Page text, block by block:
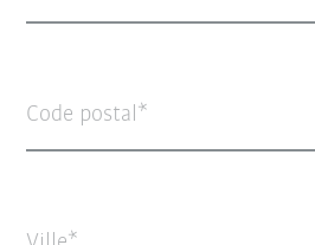
Code postal